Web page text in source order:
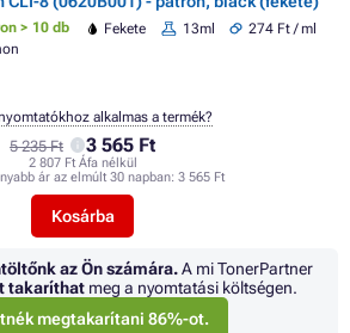
> 10 db Fekete 13ml
274 Ft / ml
5 235 Ft 3 565 Ft
2 807 Ft Áfa nélkül
ár az elmúlt 30 napban: 3 565 Ft
Kosárba
alkalmas a termék?
az Ön számára.A mi TonerPartner
takaríthat meg a nyomtatási költségen.
megtakarítani 86%-ot.